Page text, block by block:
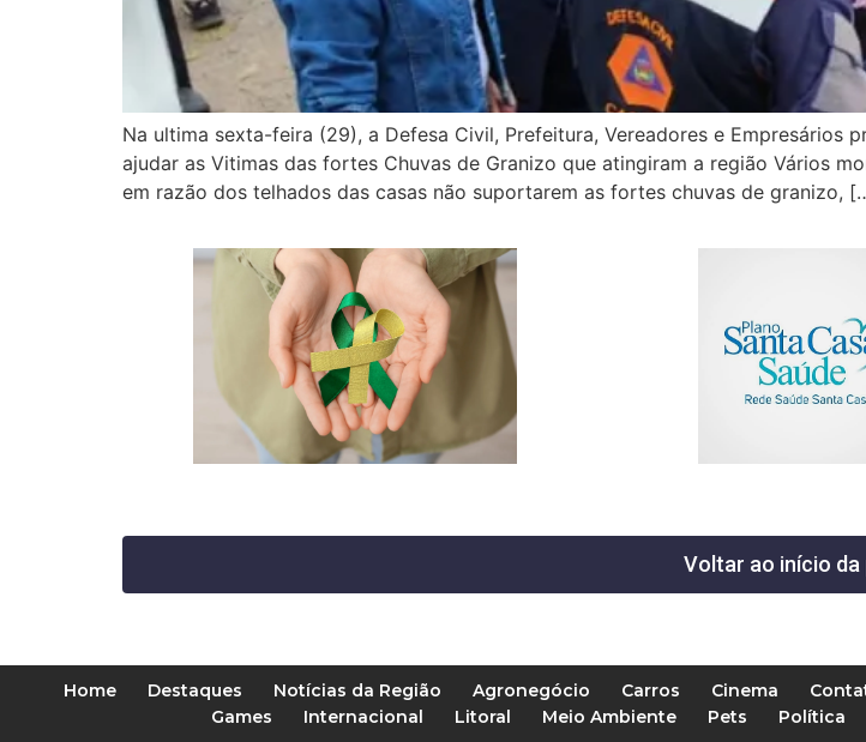
Na ultima sexta-feira (29), a Defesa Civil, Prefeitura, Vereadores e Empresários
ajudar as Vitimas das fortes Chuvas de Granizo que atingiram a região Vários
em razão dos telhados das casas não suportarem as fortes chuvas de granizo,
Voltar ao início da
Home Destaques Notícias da Região Agronegócio Carros Cinema
Games
Internacional Litoral Meio Ambiente Pets Política